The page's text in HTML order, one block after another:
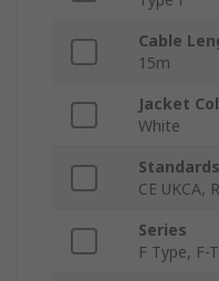
Cable
15m
Jacket
White
CE UKCA,
Series
F Type, F-